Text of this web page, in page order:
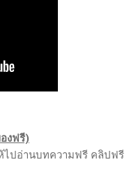
งฟรี)
ไปอ่านบทความฟรี คลิปฟรี